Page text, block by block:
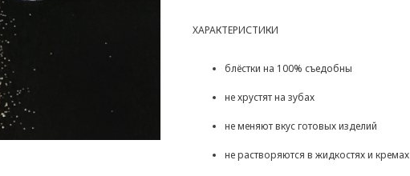
ХАРАКТЕРИСТИКИ
блёстки на 100% съедобны
не хрустят на зубах
не меняют вкус готовых изделий
не растворяются в жидкостях и кремах